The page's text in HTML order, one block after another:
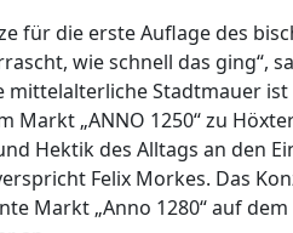
für die erste Auflage des
wie schnell das ging“,
mittelalterliche Stadtmauer
Markt „ANNO 1250“ zu
Hektik des Alltags an den
Felix Morkes. Das
Markt „Anno 1280“ auf